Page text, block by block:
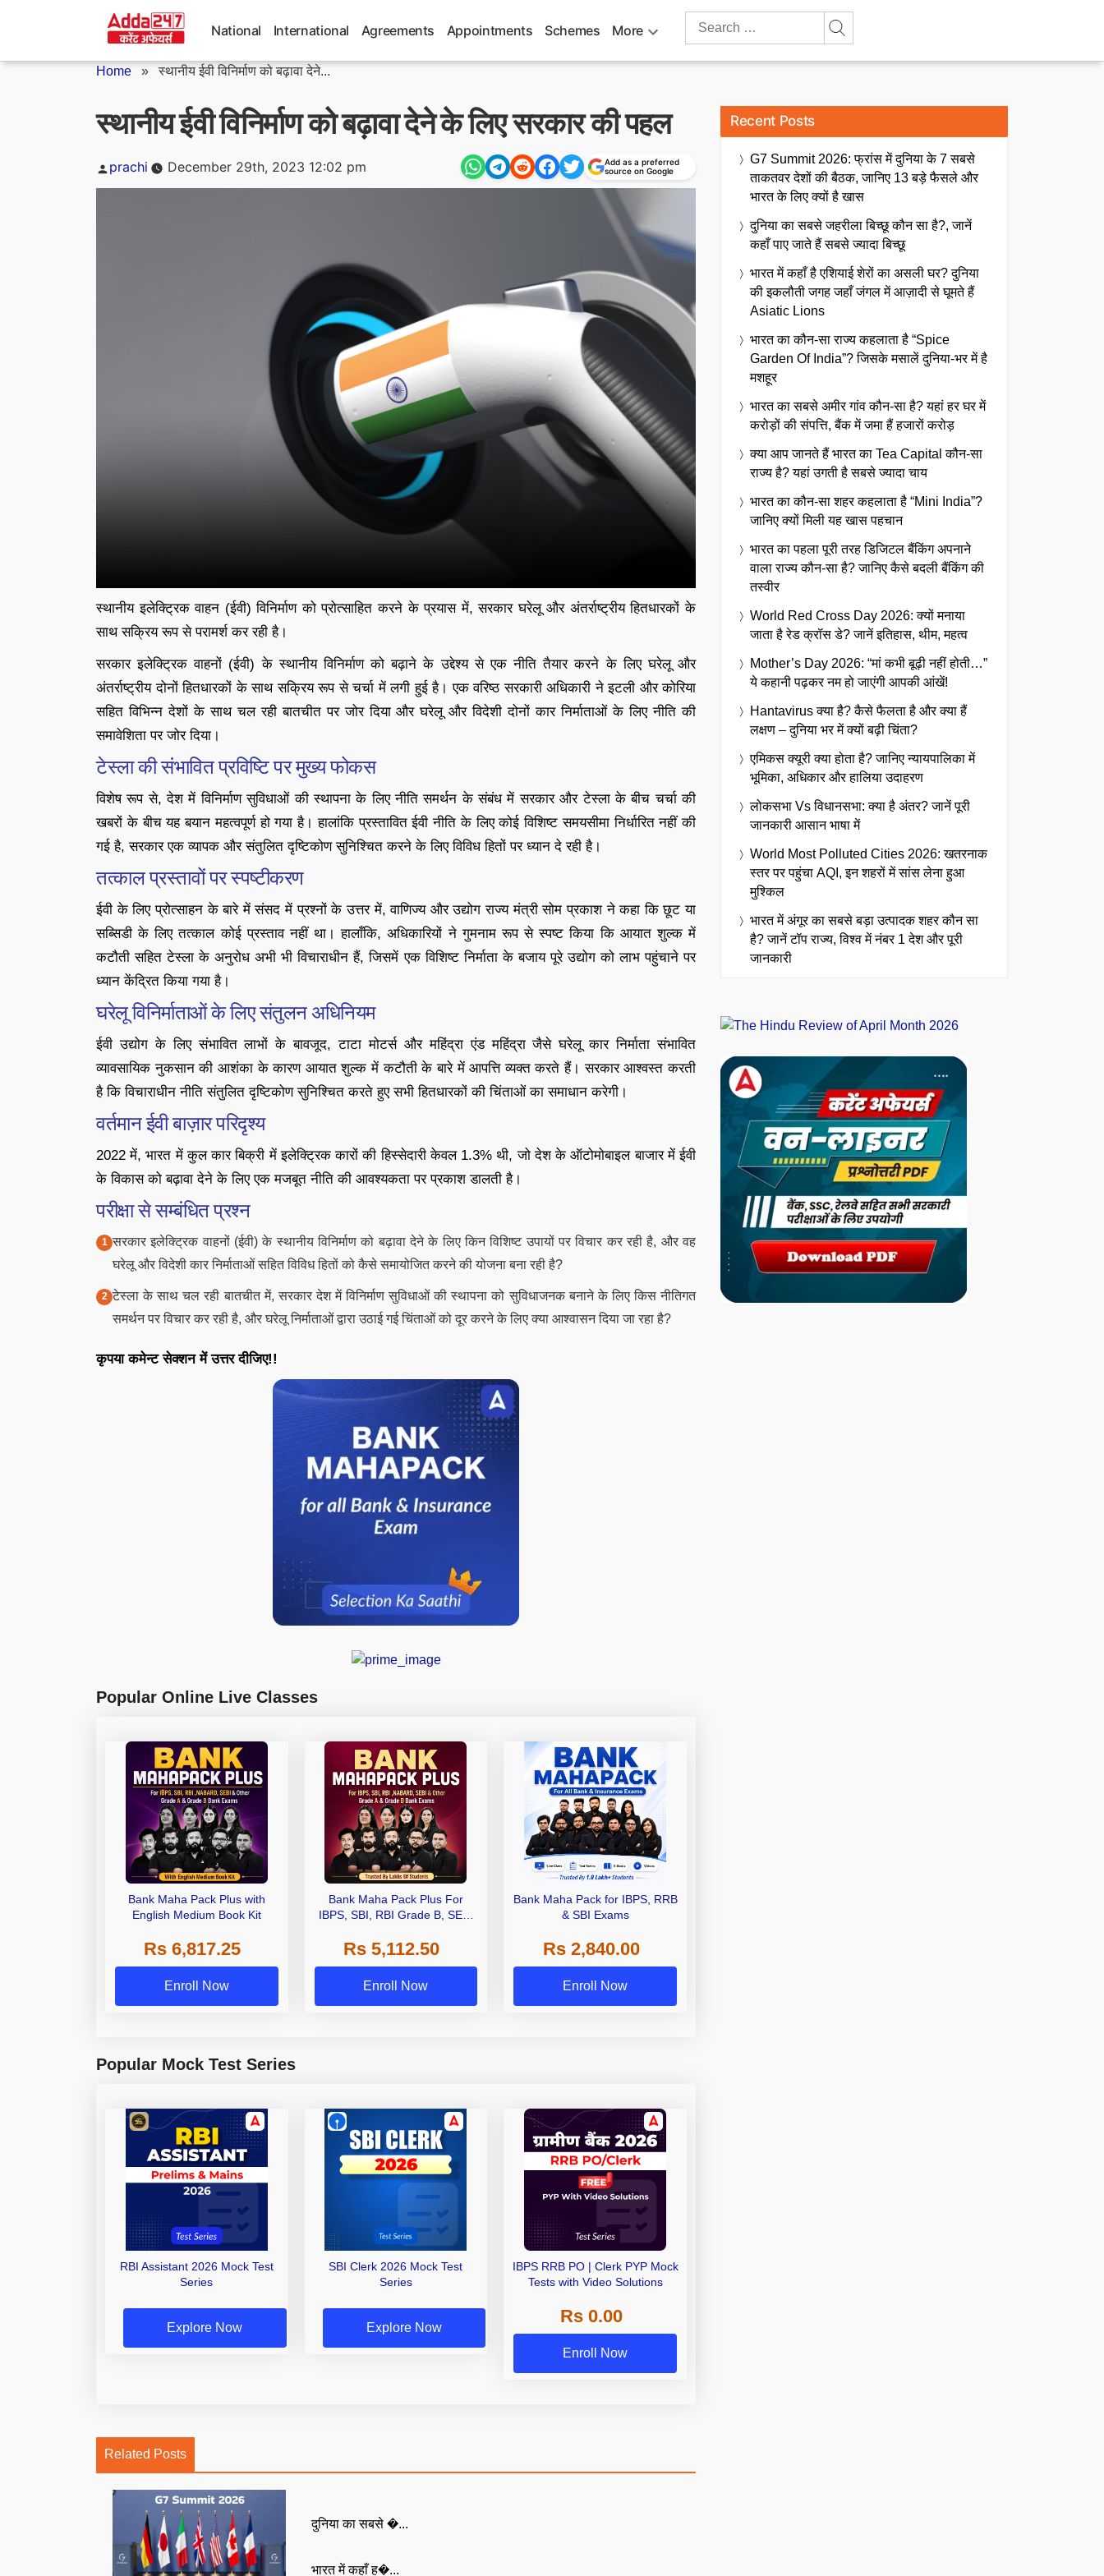
National International Agreements Appointments Schemes More
Search
Home »स्थानीय ईवी विनिर्माण को बढ़ावा देने...
स्थानीय ईवी विनिर्माण को बढ़ावा देने के लिए सरकार की पहल
Posted
by
prachi December 29th, 2023 12:02 pm
Add as a preferred
source on Google
स्थानीय इलेक्ट्रिक वाहन (ईवी) विनिर्माण को प्रोत्साहित करने के प्रयास में, सरकार घरेलू और अंतर्राष्ट्रीय हितधारकों के
साथ सक्रिय रूप से परामर्श कर रही है।
सरकार इलेक्ट्रिक वाहनों (ईवी) के स्थानीय विनिर्माण को बढ़ाने के उद्देश्य से एक नीति तैयार करने के लिए घरेलू और
अंतर्राष्ट्रीय दोनों हितधारकों के साथ सक्रिय रूप से चर्चा में लगी हुई है। एक वरिष्ठ सरकारी अधिकारी ने इटली और कोरिया
सहित विभिन्न देशों के साथ चल रही बातचीत पर जोर दिया और घरेलू और विदेशी दोनों कार निर्माताओं के लिए नीति की
समावेशिता पर जोर दिया।
टेस्ला की संभावित प्रविष्टि पर मुख्य फोकस
विशेष रूप से, देश में विनिर्माण सुविधाओं की स्थापना के लिए नीति समर्थन के संबंध में सरकार और टेस्ला के बीच चर्चा की
खबरों के बीच यह बयान महत्वपूर्ण हो गया है। हालांकि प्रस्तावित ईवी नीति के लिए कोई विशिष्ट समयसीमा निर्धारित नहीं की
गई है, सरकार एक व्यापक और संतुलित दृष्टिकोण सुनिश्चित करने के लिए विविध हितों पर ध्यान दे रही है।
तत्काल प्रस्तावों पर स्पष्टीकरण
ईवी के लिए प्रोत्साहन के बारे में संसद में प्रश्नों के उत्तर में, वाणिज्य और उद्योग राज्य मंत्री सोम प्रकाश ने कहा कि छूट या
सब्सिडी के लिए तत्काल कोई प्रस्ताव नहीं था। हालाँकि, अधिकारियों ने गुमनाम रूप से स्पष्ट किया कि आयात शुल्क में
कटौती सहित टेस्ला के अनुरोध अभी भी विचाराधीन हैं, जिसमें एक विशिष्ट निर्माता के बजाय पूरे उद्योग को लाभ पहुंचाने पर
ध्यान केंद्रित किया गया है।
घरेलू विनिर्माताओं के लिए संतुलन अधिनियम
ईवी उद्योग के लिए संभावित लाभों के बावजूद, टाटा मोटर्स और महिंद्रा एंड महिंद्रा जैसे घरेलू कार निर्माता संभावित
व्यावसायिक नुकसान की आशंका के कारण आयात शुल्क में कटौती के बारे में आपत्ति व्यक्त करते हैं। सरकार आश्वस्त करती
है कि विचाराधीन नीति संतुलित दृष्टिकोण सुनिश्चित करते हुए सभी हितधारकों की चिंताओं का समाधान करेगी।
वर्तमान ईवी बाज़ार परिदृश्य
2022 में, भारत में कुल कार बिक्री में इलेक्ट्रिक कारों की हिस्सेदारी केवल 1.3% थी, जो देश के ऑटोमोबाइल बाजार में ईवी
के विकास को बढ़ावा देने के लिए एक मजबूत नीति की आवश्यकता पर प्रकाश डालती है।
परीक्षा से सम्बंधित प्रश्न
सरकार इलेक्ट्रिक वाहनों (ईवी) के स्थानीय विनिर्माण को बढ़ावा देने के लिए किन विशिष्ट उपायों पर विचार कर रही है, और वह
घरेलू और विदेशी कार निर्माताओं सहित विविध हितों को कैसे समायोजित करने की योजना बना रही है?
टेस्ला के साथ चल रही बातचीत में, सरकार देश में विनिर्माण सुविधाओं की स्थापना को सुविधाजनक बनाने के लिए किस नीतिगत
समर्थन पर विचार कर रही है, और घरेलू निर्माताओं द्वारा उठाई गई चिंताओं को दूर करने के लिए क्या आश्वासन दिया जा रहा है?
कृपया कमेन्ट सेक्शन में उत्तर दीजिए!!
Popular Online Live Classes
Bank Maha Pack Plus with
English Medium Book Kit
Rs 6,817.25
Enroll Now
Bank Maha Pack Plus For
IBPS, SBI, RBI Grade B, SEBI
Other Grade A & Grade B Bank
Exams
Rs 5,112.50
Enroll Now
Bank Maha Pack for IBPS, RRB
& SBI Exams
Rs 2,840.00
Enroll Now
Popular Mock Test Series
RBI Assistant 2026 Mock Test
Series
Explore Now
SBI Clerk 2026 Mock Test
Series
Explore Now
IBPS RRB PO | Clerk PYP Mock
Tests with Video Solutions
Rs 0.00
Enroll Now
Related Posts
दुनिया का सबसे �...
भारत में कहाँ ह�...
Recent Posts
G7 Summit 2026: फ्रांस में दुनिया के 7 सबसे
ताकतवर देशों की बैठक, जानिए 13 बड़े फैसले और
भारत के लिए क्यों है खास
दुनिया का सबसे जहरीला बिच्छू कौन सा है?, जानें
कहाँ पाए जाते हैं सबसे ज्यादा बिच्छू
भारत में कहाँ है एशियाई शेरों का असली घर? दुनिया
की इकलौती जगह जहाँ जंगल में आज़ादी से घूमते हैं
Asiatic Lions
भारत का कौन-सा राज्य कहलाता है “Spice
Garden Of India”? जिसके मसालें दुनिया-भर में है
मशहूर
भारत का सबसे अमीर गांव कौन-सा है? यहां हर घर में
करोड़ों की संपत्ति, बैंक में जमा हैं हजारों करोड़
क्या आप जानते हैं भारत का Tea Capital कौन-सा
राज्य है? यहां उगती है सबसे ज्यादा चाय
भारत का कौन-सा शहर कहलाता है “Mini India”?
जानिए क्यों मिली यह खास पहचान
भारत का पहला पूरी तरह डिजिटल बैंकिंग अपनाने
वाला राज्य कौन-सा है? जानिए कैसे बदली बैंकिंग की
तस्वीर
World Red Cross Day 2026: क्यों मनाया
जाता है रेड क्रॉस डे? जानें इतिहास, थीम, महत्व
Mother’s Day 2026: “मां कभी बूढ़ी नहीं होती…”
ये कहानी पढ़कर नम हो जाएंगी आपकी आंखें!
Hantavirus क्या है? कैसे फैलता है और क्या हैं
लक्षण – दुनिया भर में क्यों बढ़ी चिंता?
एमिकस क्यूरी क्या होता है? जानिए न्यायपालिका में
भूमिका, अधिकार और हालिया उदाहरण
लोकसभा Vs विधानसभा: क्या है अंतर? जानें पूरी
जानकारी आसान भाषा में
World Most Polluted Cities 2026: खतरनाक
स्तर पर पहुंचा AQI, इन शहरों में सांस लेना हुआ
मुश्किल
भारत में अंगूर का सबसे बड़ा उत्पादक शहर कौन सा
है? जानें टॉप राज्य, विश्व में नंबर 1 देश और पूरी
जानकारी